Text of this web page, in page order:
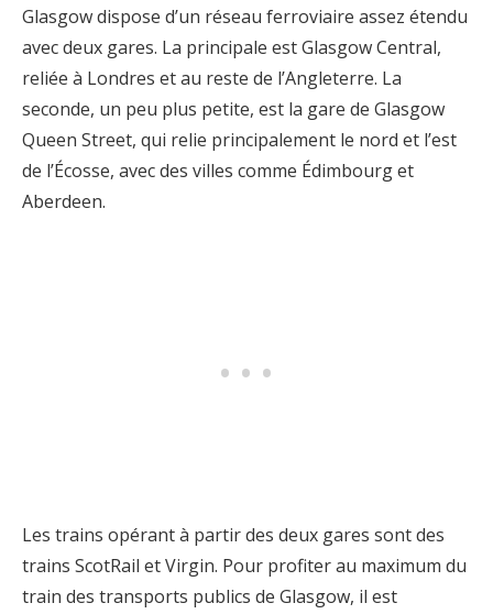
Glasgow dispose d’un réseau ferroviaire assez étendu
avec deux gares. La principale est Glasgow Central,
reliée à Londres et au reste de l’Angleterre. La
seconde, un peu plus petite, est la gare de Glasgow
Queen Street, qui relie principalement le nord et l’est
de l’Écosse, avec des villes comme Édimbourg et
Aberdeen.
Les trains opérant à partir des deux gares sont des
trains ScotRail et Virgin. Pour profiter au maximum du
train des transports publics de Glasgow, il est